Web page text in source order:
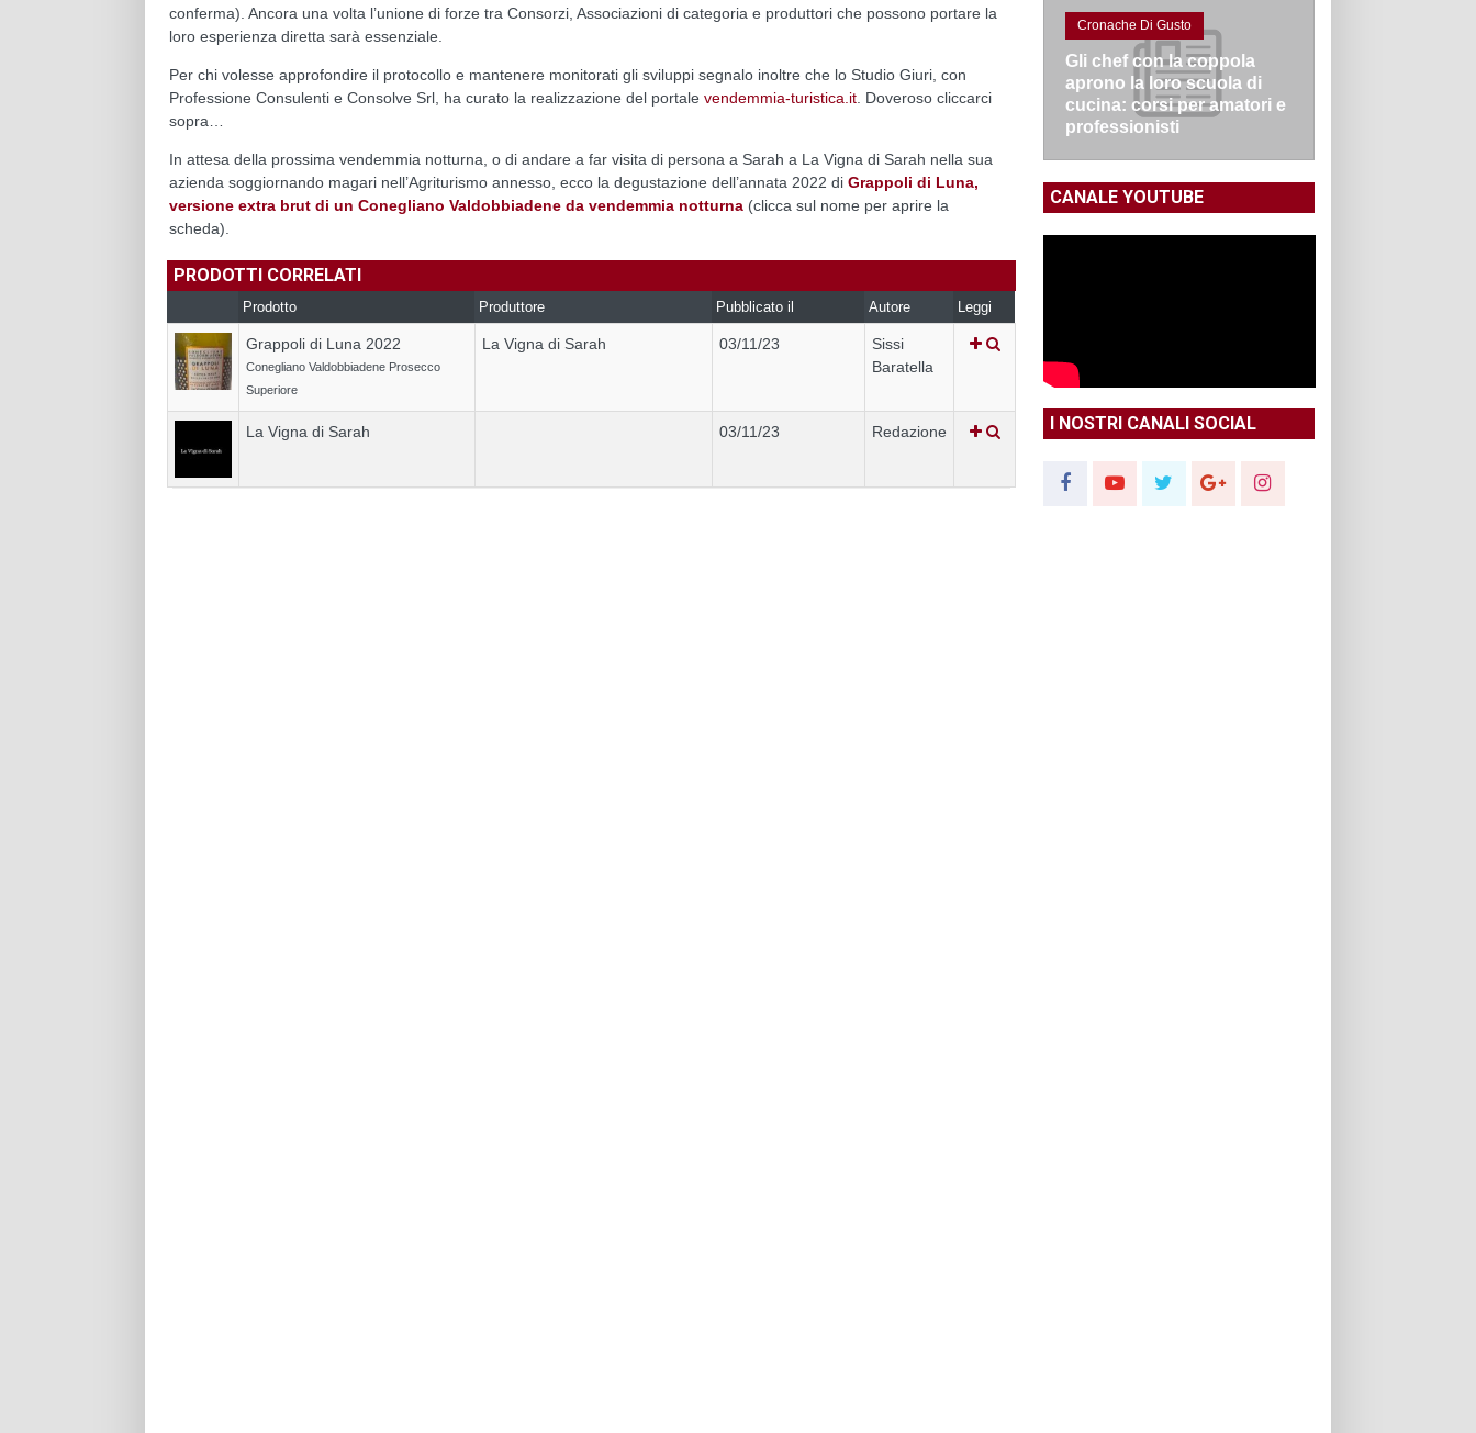
conferma). Ancora una volta l’unione di forze tra Consorzi, Associazioni di categoria e produttori che possono portare la
loro esperienza diretta sarà essenziale.
Per chi volesse approfondire il protocollo e mantenere monitorati gli sviluppi segnalo inoltre che lo Studio Giuri, con
Professione Consulenti e Consolve Srl, ha curato la realizzazione del portale vendemmia-turistica.it . Doveroso cliccarci
sopra…
In attesa della prossima vendemmia notturna, o di andare a far visita di persona a Sarah a La Vigna di Sarah nella sua
azienda soggiornando magari nell’Agriturismo annesso, ecco la degustazione dell’annata 2022 di Grappoli di Luna,
versione extra brut di un Conegliano Valdobbiadene da vendemmia notturna (clicca sul nome per aprire la
scheda).
PRODOTTI CORRELATI
Prodotto Produttore Pubblicato il Autore Leggi
Grappoli di Luna 2022
Conegliano Valdobbiadene Prosecco
Superiore
La Vigna di Sarah 03/11/23
Sissi
Baratella
La Vigna di Sarah 03/11/23 Redazione
Cronache Di Gusto
Gli chef con la coppola
aprono la loro scuola di
cucina: corsi per amatori e
professionisti
CANALE YOUTUBE
I NOSTRI CANALI SOCIAL